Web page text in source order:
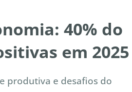
40% do
em 2025
produtiva e desafios do